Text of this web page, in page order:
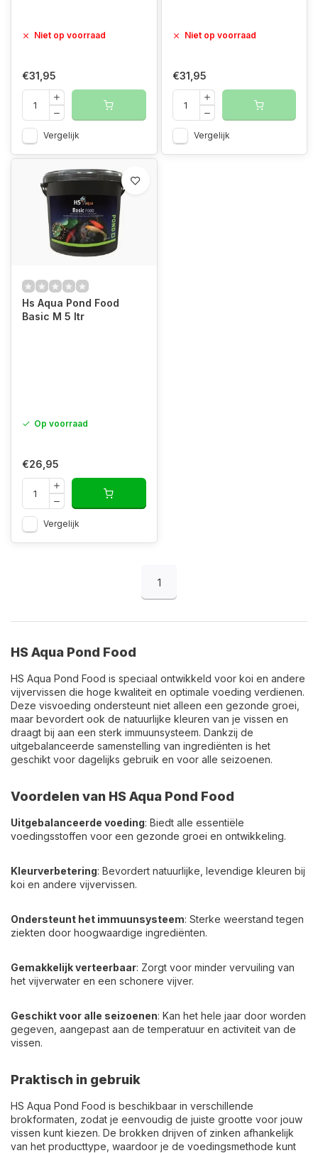
Niet op voorraad
€31,95
Vergelijk
Niet op voorraad
€31,95
Vergelijk
Hs Aqua Pond Food
Basic M 5 ltr
Op voorraad
€26,95
Vergelijk
1
HS Aqua Pond Food
HS Aqua Pond Food is speciaal ontwikkeld voor koi en andere
vijvervissen die hoge kwaliteit en optimale voeding verdienen.
Deze visvoeding ondersteunt niet alleen een gezonde groei,
maar bevordert ook de natuurlijke kleuren van je vissen en
draagt bij aan een sterk immuunsysteem. Dankzij de
uitgebalanceerde samenstelling van ingrediënten is het
geschikt voor dagelijks gebruik en voor alle seizoenen.
Voordelen van HS Aqua Pond Food
Uitgebalanceerde voeding: Biedt alle essentiële
voedingsstoffen voor een gezonde groei en ontwikkeling.
Kleurverbetering: Bevordert natuurlijke, levendige kleuren bij
koi en andere vijvervissen.
Ondersteunt het immuunsysteem: Sterke weerstand tegen
ziekten door hoogwaardige ingrediënten.
Gemakkelijk verteerbaar: Zorgt voor minder vervuiling van
het vijverwater en een schonere vijver.
Geschikt voor alle seizoenen: Kan het hele jaar door worden
gegeven, aangepast aan de temperatuur en activiteit van de
vissen.
Praktisch in gebruik
HS Aqua Pond Food is beschikbaar in verschillende
brokformaten, zodat je eenvoudig de juiste grootte voor jouw
vissen kunt kiezen. De brokken drijven of zinken afhankelijk
van het producttype, waardoor je de voedingsmethode kunt